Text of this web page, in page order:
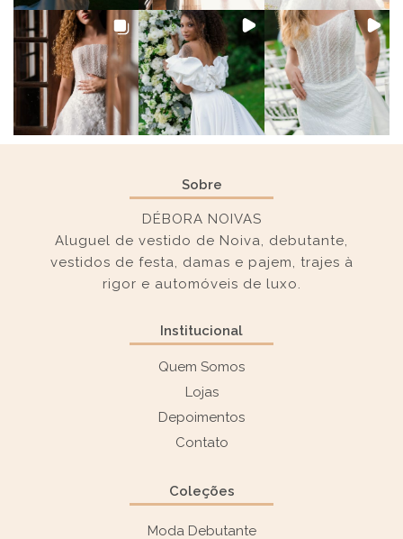
Sobre
DÉBORA NOIVAS
Aluguel de vestido de Noiva, debutante,
vestidos de festa, damas e pajem, trajes à
rigor e automóveis de luxo.
Institucional
Quem Somos
Lojas
Depoimentos
Contato
Coleções
Moda Debutante